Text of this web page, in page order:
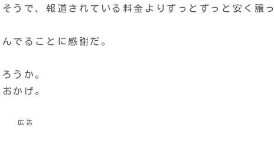
うで、報道されている料金よりずっとずっと安く譲っ
でることに感謝だ。
うか。
かげ。
広告